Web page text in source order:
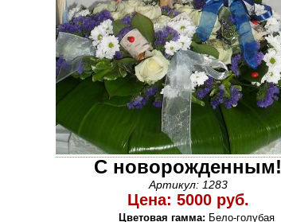
С новорожденным!
Артикул: 1283
Цена: 5000 руб.
Цветовая гамма: Бело-голубая